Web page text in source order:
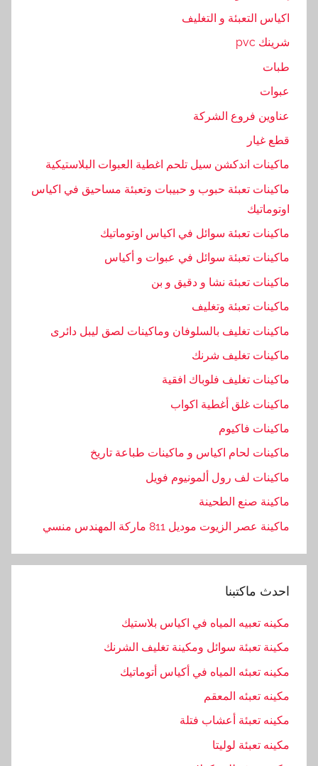
ث
,
ح
س
ة
,
ا
ر
ق
,
ا
ح
ا
ا
ل
ب
ع
ا
ل
ن
د
س
اكياس التعبئة و التغليف
شرينك pvc
طبات
عبوات
عناوين فروع الشركة
قطع غيار
ماكينات اندكشن سيل تلحم اغطية العبوات البلاستيكية
ماكينات تعبئة حبوب و حبيبات وتعبئة مساحيق في اكياس
اوتوماتيك
ماكينات تعبئة سوائل في اكياس اوتوماتيك
ماكينات تعبئة سوائل في عبوات و أكياس
ماكينات تعبئة نشا و دقيق و بن
ماكينات تعبئة وتغليف
ماكينات تغليف بالسلوفان وماكينات لصق ليبل دائرى
ماكينات تغليف شرنك
ماكينات تغليف فلوباك افقية
ماكينات غلق أغطية اكواب
ماكينات فاكيوم
ماكينات لحام اكياس و ماكينات طباعة تاريخ
ماكينات لف رول ألمونيوم فويل
ماكينة صنع الطحينة
ماكينة عصر الزيوت موديل 811 ماركة المهندس منسي
احدث ماكتبنا
مكينه تعبيه المياه في اكياس بلاستيك
مكينة تعبئة سوائل ومكينة تغليف الشرنك
مكينه تعبئه المياه في أكياس أتوماتيك
مكينه تعبئه المعقم
مكينه تعبئة أعشاب فتلة
مكينه تعبئة لوليتا